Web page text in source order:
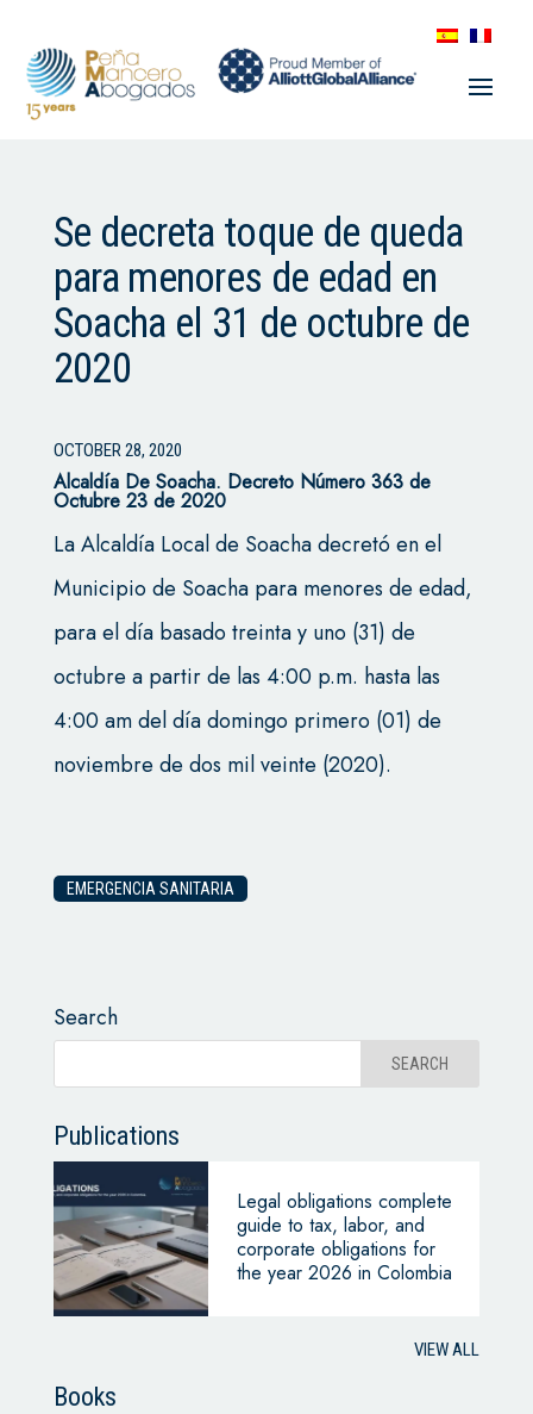
Se decreta toque de queda
para menores de edad en
Soacha el 31 de octubre de
2020
OCTOBER 28, 2020
Alcaldía De Soacha. Decreto Número 363 de
Octubre 23 de 2020
La Alcaldía Local de Soacha decretó en el
Municipio de Soacha para menores de edad,
para el día basado treinta y uno (31) de
octubre a partir de las 4:00 p.m. hasta las
4:00 am del día domingo primero (01) de
noviembre de dos mil veinte (2020).
EMERGENCIA SANITARIA
Search
Publications
Legal obligations complete
guide to tax, labor, and
corporate obligations for
the year 2026 in Colombia
VIEW ALL
Books